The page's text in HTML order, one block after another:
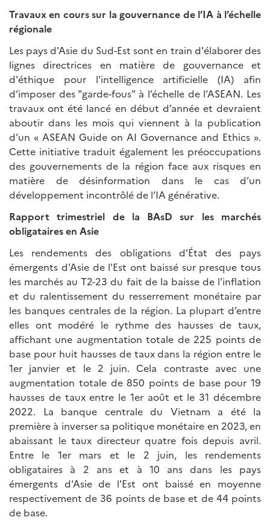
Travaux en cours sur la gouvernance de l’IA à l’échelle
régionale
Les pays d'Asie du Sud-Est sont en train d'élaborer des
lignes directrices en matière de gouvernance et
d'éthique pour l'intelligence artificielle (IA) afin
d’imposer des "garde-fous" à l’échelle de l’ASEAN. Les
travaux ont été lancé en début d’année et devraient
aboutir dans les mois qui viennent à la publication
d’un « ASEAN Guide on AI Governance and Ethics ».
Cette initiative traduit également les préoccupations
des gouvernements de la région face aux risques en
matière de désinformation dans le cas d’un
développement incontrôlé de l’IA générative.
Rapport trimestriel de la BAsD sur les marchés
obligataires en Asie
Les rendements des obligations d'État des pays
émergents d'Asie de l'Est ont baissé sur presque tous
les marchés au T2-23 du fait de la baisse de l'inflation
et du ralentissement du resserrement monétaire par
les banques centrales de la région. La plupart d’entre
elles ont modéré le rythme des hausses de taux,
affichant une augmentation totale de 225 points de
base pour huit hausses de taux dans la région entre le
1er janvier et le 2 juin. Cela contraste avec une
augmentation totale de 850 points de base pour 19
hausses de taux entre le 1er août et le 31 décembre
2022. La banque centrale du Vietnam a été la
première à inverser sa politique monétaire en 2023, en
abaissant le taux directeur quatre fois depuis avril.
Entre le 1er mars et le 2 juin, les rendements
obligataires à 2 ans et à 10 ans dans les pays
émergents d'Asie de l'Est ont baissé en moyenne
respectivement de 36 points de base et de 44 points
de base.